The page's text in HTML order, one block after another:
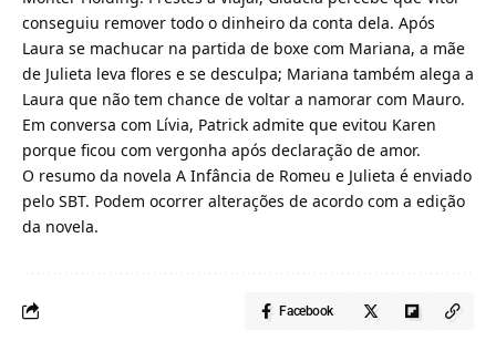
conseguiu remover todo o dinheiro da conta dela. Após
Laura se machucar na partida de boxe com Mariana, a mãe
de Julieta leva flores e se desculpa; Mariana também alega a
Laura que não tem chance de voltar a namorar com Mauro.
Em conversa com Lívia, Patrick admite que evitou Karen
porque ficou com vergonha após declaração de amor.
O resumo da novela A Infância de Romeu e Julieta é enviado
pelo SBT. Podem ocorrer alterações de acordo com a edição
da novela.
Facebook